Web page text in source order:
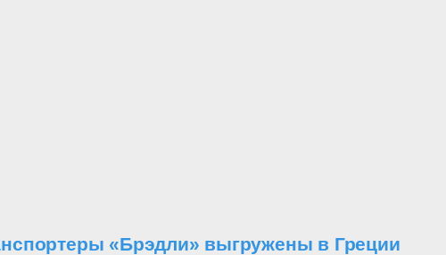
«Брэдли» выгружены в Греции